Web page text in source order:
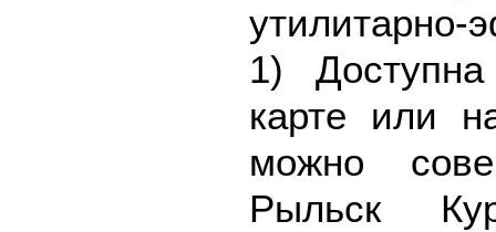
1)
карте или
можно
Рыльск